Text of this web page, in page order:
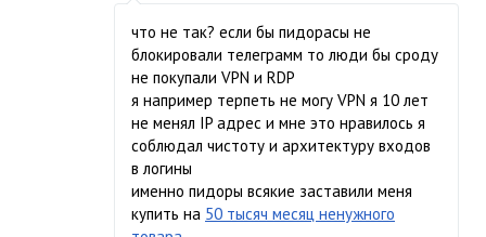
что не так? если бы пидорасы не
блокировали телеграмм то люди бы сроду
не покупали VPN и RDP
я например терпеть не могу VPN я 10 лет
не менял IP адрес и мне это нравилось я
соблюдал чистоту и архитектуру входов
в логины
именно пидоры всякие заставили меня
купить на 50 тысяч месяц ненужного